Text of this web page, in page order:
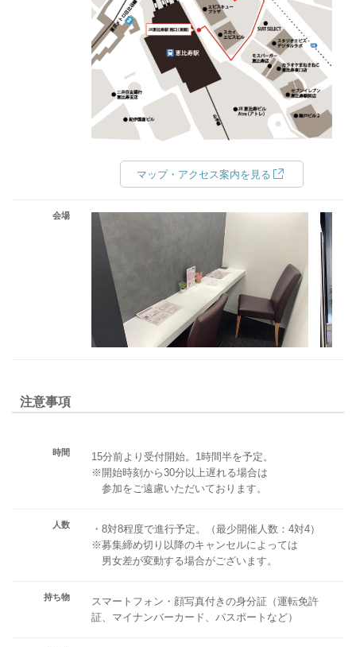
マップ・アクセス案内を見る
会場
注意事項
時間
15分前より受付開始。1時間半を予定。
※開始時刻から30分以上遅れる場合は
参加をご遠慮いただいております。
人数
・8対8程度で進行予定。（最少開催人数：4対4）
※募集締め切り以降のキャンセルによっては
男女差が変動する場合がございます。
持ち物
スマートフォン・顔写真付きの身分証（運転免許
証、マイナンバーカード、パスポートなど）